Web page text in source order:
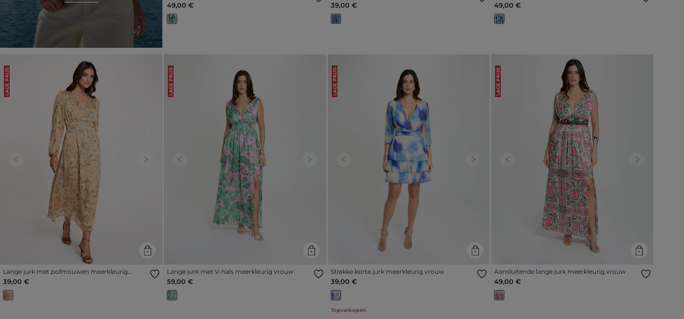
49,00 € 39,00 € 49,00 €
LAGE PRIJS
Previous Next
Lange jurk met pofmouwen meerkleurig
vrouw
39,00 €
LAGE PRIJS
Previous Next
Lange jurk met V-hals meerkleurig vrouw
59,00 €
LAGE PRIJS
Previous Next
Strakke korte jurk meerkleurig vrouw
39,00 €
Topverkopen
LAGE PRIJS
Previous Next
Aansluitende lange jurk meerkleurig vrouw
49,00 €